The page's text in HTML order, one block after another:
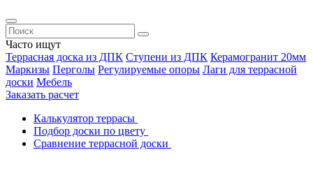
Часто ищут
Террасная доска из ДПК Ступени из ДПК Керамогранит 20мм
Маркизы Перголы Регулируемые опоры Лаги для террасной
доски Мебель
Заказать расчет
Калькулятор террасы
Подбор доски по цвету
Сравнение террасной доски